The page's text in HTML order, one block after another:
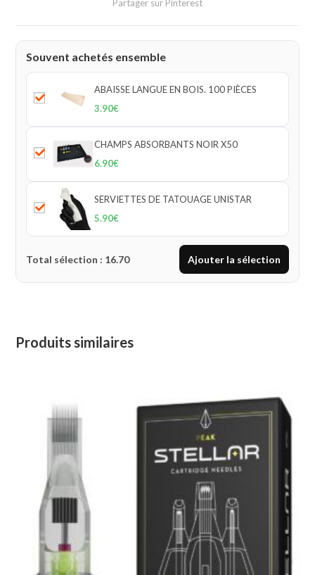
Partager sur Pinterest
Souvent achetés ensemble
ABAISSE LANGUE EN BOIS. 100 PIÈCES
3.90€
CHAMPS ABSORBANTS NOIR X50
6.90€
SERVIETTES DE TATOUAGE UNISTAR
5.90€
Total sélection : 16.70 Ajouter la sélection
Produits similaires